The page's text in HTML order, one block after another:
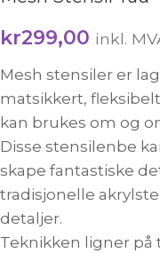
kr299,00 inkl.
Mesh stensiler er
matsikkert,
kan brukes om og
Disse stensilenbe
skape fantastiske
tradisjonelle
detaljer.
Teknikken ligner på